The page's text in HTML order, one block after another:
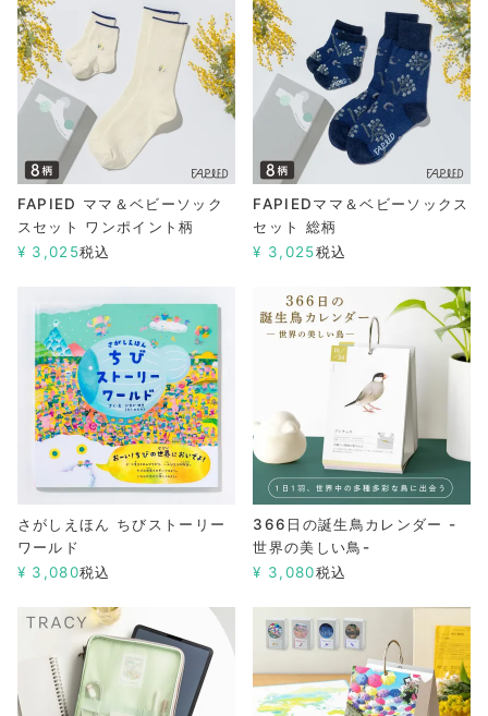
FAPIED ママ＆ベビーソック
スセット ワンポイント柄
¥ 3,025税込
FAPIEDママ＆ベビーソックス
セット 総柄
¥ 3,025税込
さがしえほん ちびストーリー
ワールド
¥ 3,080税込
366日の誕生鳥カレンダー -
世界の美しい鳥-
¥ 3,080税込